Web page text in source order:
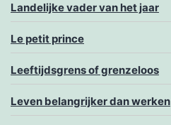
Landelijke vader van het jaar
Le petit prince
Leeftijdsgrens of grenzeloos
Leven belangrijker dan werken